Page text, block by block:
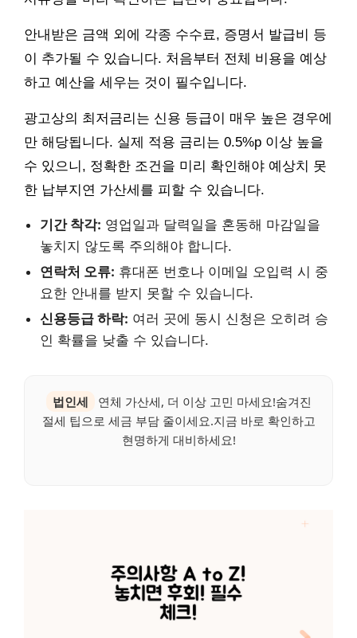
안내받은 금액 외에 각종 수수료, 증명서 발급비 등
이 추가될 수 있습니다. 처음부터 전체 비용을 예상
하고 예산을 세우는 것이 필수입니다.
광고상의 최저금리는 신용 등급이 매우 높은 경우에
만 해당됩니다. 실제 적용 금리는 0.5%p 이상 높을
수 있으니, 정확한 조건을 미리 확인해야 예상치 못
한 납부지연 가산세를 피할 수 있습니다.
기간 착각: 영업일과 달력일을 혼동해 마감일을
놓치지 않도록 주의해야 합니다.
연락처 오류: 휴대폰 번호나 이메일 오입력 시 중
요한 안내를 받지 못할 수 있습니다.
신용등급 하락: 여러 곳에 동시 신청은 오히려 승
인 확률을 낮출 수 있습니다.
법인세
연체 가산세, 더 이상 고민 마세요!숨겨진
절세 팁으로 세금 부담 줄이세요.지금 바로 확인하고
현명하게 대비하세요!